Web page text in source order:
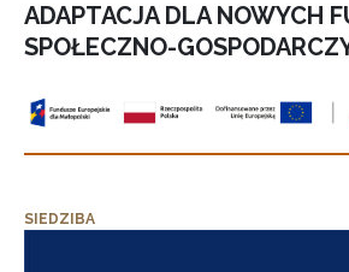
ADAPTACJA DLA NOWYCH
SPOŁECZNO-
SIEDZIBA